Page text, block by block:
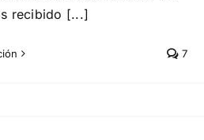
recibido [...]
7